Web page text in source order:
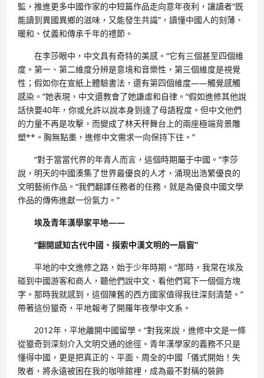
監，推進更多中國作家的中短篇作品走向意年夜利，讓讀者“既
能讀到異國異鄉的滋味，又能發生共識”，讀懂中國人的刻薄、
暖和、仗義和傳承千年的禮節。
在李莎眼中，中文具有奇特的美感。“它有三個甚至四個維
度。第一、第二維度分辨是意境和音樂性，第三個維度是視覺
性；假如你在宣紙上體驗書法，還有第四個維度——觸覺感觸
感染。”她表現，中文還教會了她謙虛和自律。“假如進修其他說
話快要40年，你或允許以說本身到達了母語程度。但中文他們
的力量不再是攻擊，而變成了林天秤舞台上的兩座極端背景雕
塑**。胸無點墨，進修中文需求一向保持下往。”
“對于當當代界的年青人而言，這個時期屬于中國。”李莎
說，明天的中國湊集了世界最優良的人才，涌現出浩繁優良的
文明藝術作品。“我們翻譯任務者的任務，就是為優良中國文學
作品的傳佈進獻一份氣力。”
埃及青年漢學家平地——
“翻開感知古代中國、摸索中漢文明的一扇窗”
平地的中文進修之路，始于少年時期。“那時，我常在埃及
碰到中國游客和商人，聽他們說中文、看他們寫下一個個方塊
字。那時我就感到，這個陳舊的西方國家值得我往深刻清楚。”
帶著這份獵奇，平地報考了開羅年夜學中文系。
2012年，平地離開中國留學。“對我來說，進修中文是一條
從獵奇到深刻介入文明交通的途徑。青年漢學家的義務不只是
懂得中國，更是把真正的、平面、周全的中國「儀式開始！失
敗者，將永遠被困在我的咖啡館裡，成為最不對稱的裝飾